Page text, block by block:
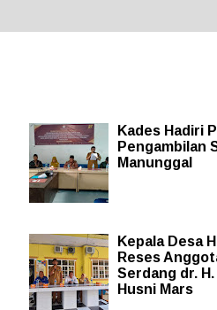
Kades Hadiri
Pengambilan
Manunggal
Kepala Desa
Reses
Serdang dr.
Husni Mars